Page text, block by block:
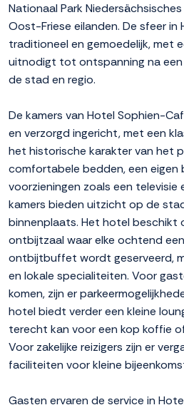
Nationaal Park
Oost-Friese eilanden. De sfeer in
traditioneel en gemoedelijk, met
uitnodigt tot ontspanning na
de stad en regio.
De kamers van Hotel Sophien-
en verzorgd ingericht, met een
het historische karakter van het
comfortabele bedden, een eigen
voorzieningen zoals een televisie
kamers bieden uitzicht op de
binnenplaats. Het hotel beschikt
ontbijtzaal waar elke ochtend
ontbijtbuffet wordt geserveerd,
en lokale specialiteiten. Voor
komen, zijn er
hotel biedt verder een kleine
terecht kan voor een kop koffie
Voor zakelijke reizigers zijn er
faciliteiten voor kleine
Gasten ervaren de service in